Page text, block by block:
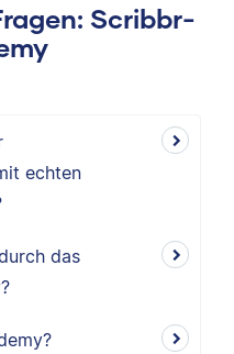
Scribbr-
echten
das